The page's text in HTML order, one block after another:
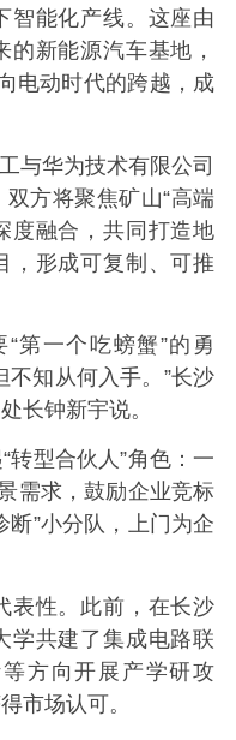
智能化产线。这座由
新能源汽车基地，
电动时代的跨越，成
华为技术有限公司
方将聚焦矿山“高端
度融合，共同打造地
，形成可复制、可推
一个吃螃蟹”的勇
不知从何入手。”长沙
长钟新宇说。
型合伙人”角色：一
需求，鼓励企业竞标
断”小分队，上门为企
性。此前，在长沙
学共建了集成电路联
方向开展产学研攻
市场认可。